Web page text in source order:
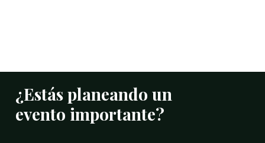
¿Estásplaneando un
evento importante?